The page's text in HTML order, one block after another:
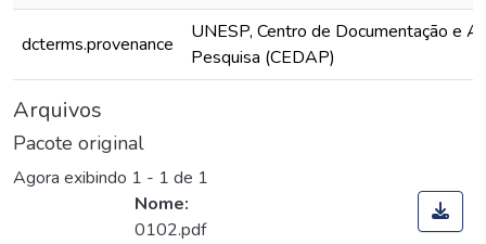
dcterms.provenance
UNESP, Centro de Documentação e
Pesquisa (CEDAP)
Arquivos
Pacote original
Agora exibindo 1 - 1 de 1
Nome:
0102.pdf